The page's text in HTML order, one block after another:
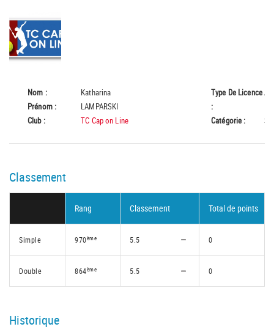
Nom :
Katharina
Prénom :
LAMPARSKI
Club :
TC Cap on Line
Type De Licence
:
A
Catégorie :
Classement
Rang Classement Total de points
Simple 970ème 5.5 0
Double 864ème 5.5 0
Historique